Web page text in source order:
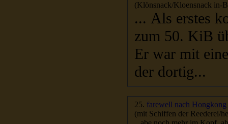
(Klönsnack/Kloensnack in-
... Als erstes
zum 50. KiB
Er war mit
der dortig...
25. farewell nach
(mit Schiffen der Reederei/